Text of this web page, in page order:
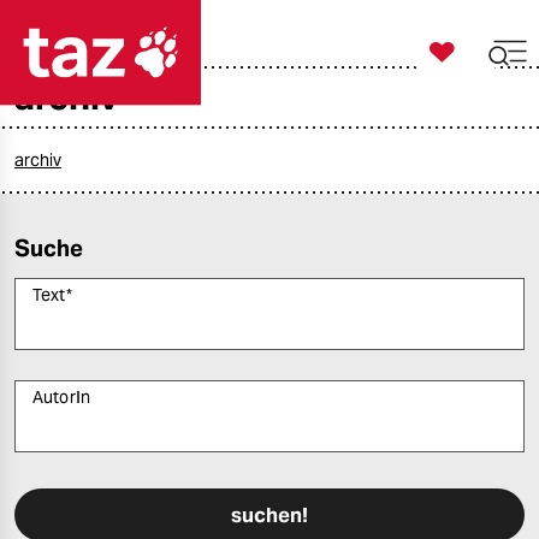
politik
gesellschaft
sport

taz zahl ich
archiv
archiv
Suche
Text*
AutorIn